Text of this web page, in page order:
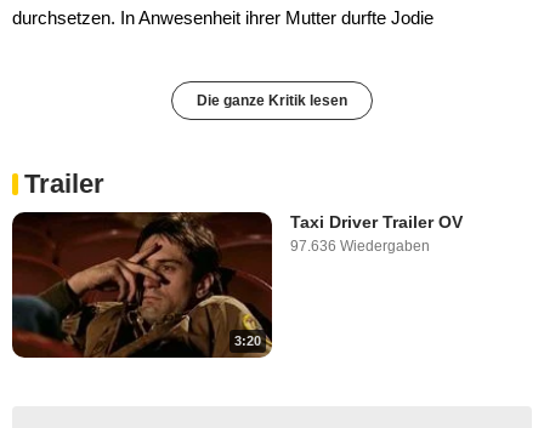
durchsetzen. In Anwesenheit ihrer Mutter durfte Jodie
Die ganze Kritik lesen
Trailer
3:20
Taxi Driver Trailer OV
97.636 Wiedergaben